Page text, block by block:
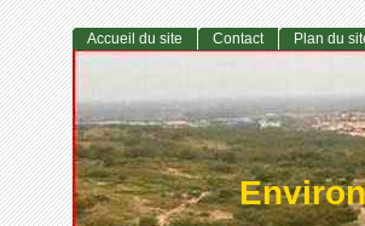
Accueil du site Contact Plan du